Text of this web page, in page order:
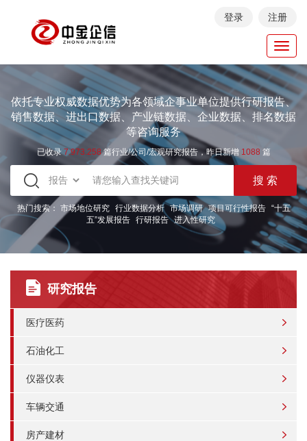
登录 注册
依托专业权威数据优势为各领域企事业单位提供行研报告、
销售数据、进出口数据、产业链数据、企业数据、排名数据
等咨询服务
已收录7.973.258篇行业/公司/宏观研究报告，昨日新增 1088 篇
热门搜索： 市场地位研究 行业数据分析 市场调研 项目可行性报告
“十五
五”发展报告 行研报告 进入性研究
研究报告
医疗医药
石油化工
仪器仪表
车辆交通
房产建材